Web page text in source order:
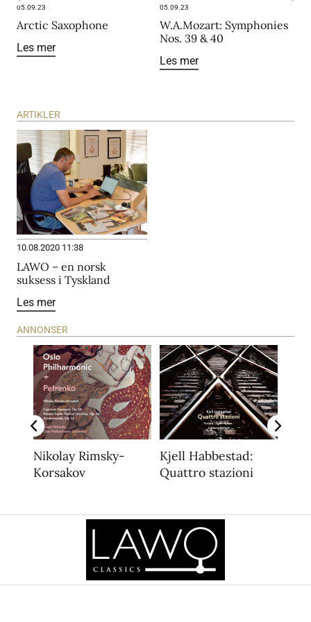
fra innspilling til ferdig utgivelse.
LAWO Classics’ utgivelser distribueres til 40 land, med
Sentral-Europa, USA, Japan og Sør-Korea som de største
områdene. I tillegg kommer digital distribusjon. Alle
920 19 811
http://www.lawo.no/
05.09.23
Arctic Saxophone
Les mer
05.09.23
W.A.Mozart: Symphonies
Nos. 39 & 40
Les mer
ARTIKLER
10.08.2020 11:38
LAWO – en norsk
suksess i Tyskland
Les mer
ANNONSER
Nikolay Rimsky-
Korsakov
Kjell Habbestad:
Quattro stazioni